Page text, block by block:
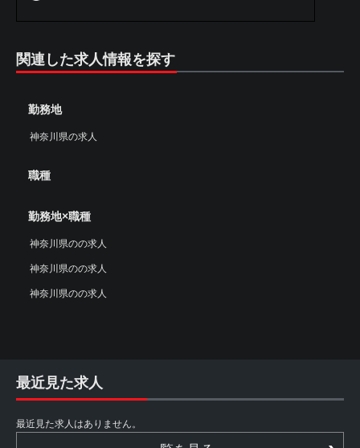
関連した求人情報を探す
勤務地
神奈川県の求人
職種
勤務地×職種
神奈川県のの求人
神奈川県のの求人
神奈川県のの求人
最近見た求人
最近見た求人はありません。